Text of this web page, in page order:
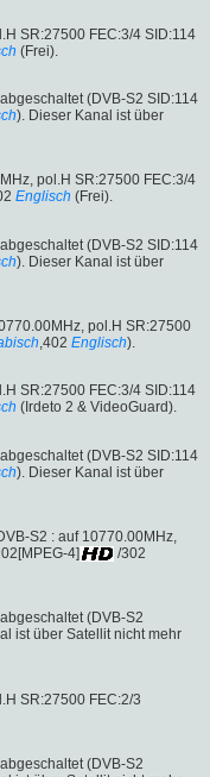
SR:27500 FEC:3/4 SID:114
(Frei).
(DVB-S2 SID:114
). Dieser Kanal ist über
pol.H SR:27500 FEC:3/4
Englisch (Frei).
(DVB-S2 SID:114
). Dieser Kanal ist über
pol.H SR:27500
,402 Englisch).
SR:27500 FEC:3/4 SID:114
(Irdeto 2 & VideoGuard).
(DVB-S2 SID:114
). Dieser Kanal ist über
S2 : auf 10770.00MHz,
4]
/302
(DVB-S2
ist über Satellit nicht mehr
SR:27500 FEC:2/3
(DVB-S2